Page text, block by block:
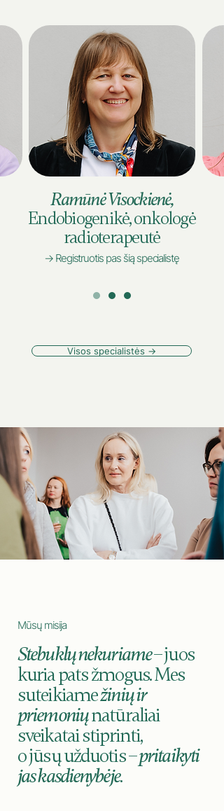
Ramūnė Visockienė,
Endobiogenikė, onkologė
radioterapeutė
→ Registruotis pas šią specialistę
Visos specialistės →
Mūsų misija
Stebuklų nekuriame– juos
kuria pats žmogus. Mes
suteikiamežinių ir
priemoniųnatūraliai
sveikatai stiprinti,
o jūsų užduotis –pritaikyti
jas kasdienybėje.